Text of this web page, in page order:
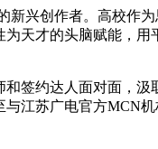
创作者。高校作为
天才的头脑赋能，
约达人面对面，汲
江苏广电官方MCN